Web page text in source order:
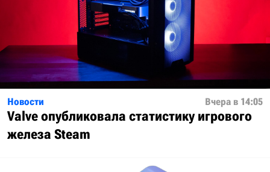
Новости Вчера в 14:05
Valve опубликовала статистику игрового
железа Steam